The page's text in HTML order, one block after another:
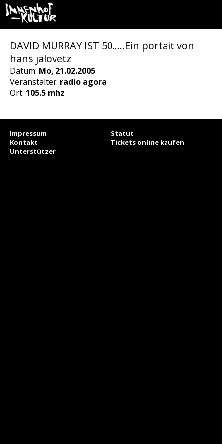
DAVID MURRAY IST 50…..Ein portait von
hans jalovetz
Datum: Mo, 21.02.2005
Veranstalter: radio agora
Ort: 105.5 mhz
Impressum
Statut
Kontakt
Tickets online kaufen
Unterstützer